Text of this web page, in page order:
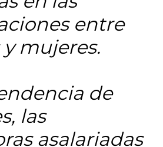
entre
mujeres.
de
las
asalariadas